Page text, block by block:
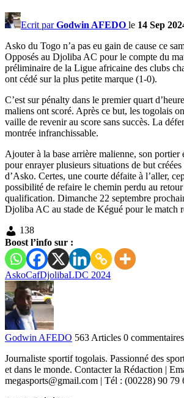
Ecrit parGodwin AFEDO le 14 Sep
Asko du Togo n’a pas eu gain de cause ce
Opposés au Djoliba AC pour le compte du
préliminaire de la Ligue africaine des clubs
ont cédé sur la plus petite marque (1-0).
C’est sur pénalty dans le premier quart
maliens ont scoré. Après ce but, les togolais
vaille de revenir au score sans succès. La
montrée infranchissable.
Ajouter à la base arrière malienne, son portier
pour enrayer plusieurs situations de but
d’Asko. Certes, une courte défaite à l’aller,
possibilité de refaire le chemin perdu au
qualification. Dimanche 22 septembre
Djoliba AC au stade de Kégué pour le match
138
Boost l’info sur :
AskoCafDjolibaLDC 2024
Godwin AFEDO 563 Articles 0 commentaires
Journaliste sportif togolais. Passionné des
et dans le monde. Contacter la Rédaction |
megasports@gmail.com | Tél : (00228) 90 79